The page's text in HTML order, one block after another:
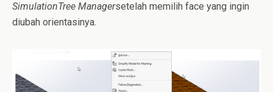
SimulationTree Managersetelah memilih face yang ingin
diubah orientasinya.